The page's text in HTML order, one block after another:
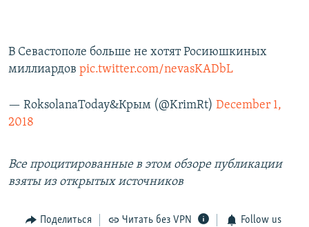
В Севастополе больше не хотят Росиюшкиных
миллиардов pic.twitter.com/nevasKADbL
— RoksolanaToday&Крым (@KrimRt) December 1,
2018
Все процитированные в этом обзоре публикации
взяты из открытых источников
Поделиться Читать без VPN Follow us